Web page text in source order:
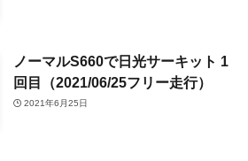
ノーマルS660で日光サーキット 1
回目（2021/06/25フリー走行）
2021年6月25日